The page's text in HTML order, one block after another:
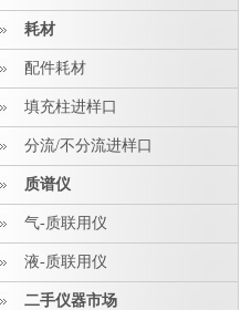
耗材
配件耗材
填充柱进样口
分流/不分流进样口
质谱仪
气-质联用仪
液-质联用仪
二手仪器市场